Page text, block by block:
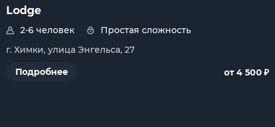
Lodge
2-6 человек
Простая сложность
г. Химки, улица Энгельса, 27
Подробнее
от 4 500 ₽